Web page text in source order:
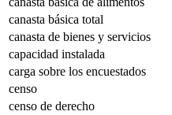
canasta básica total
canasta de bienes y servicios
capacidad instalada
carga sobre los encuestados
censo
censo de derecho